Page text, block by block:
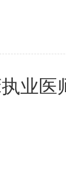
业医